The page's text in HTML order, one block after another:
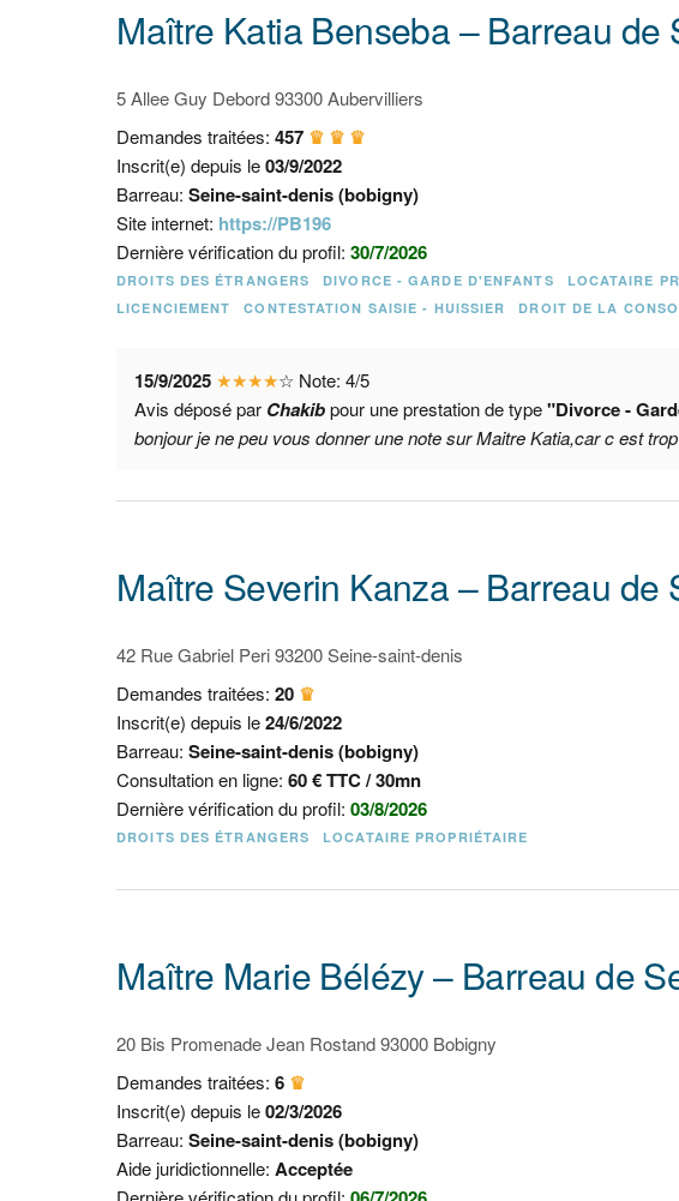
Maître Katia Benseba – Barreau
5 Allee Guy Debord 93300 Aubervilliers
Demandes traitées:457 ♛ ♛ ♛
Inscrit(e) depuis le03/9/2022
Barreau:Seine-saint-denis (bobigny)
Site internet: https://PB196
Dernière vérification du profil:30/7/2026
DROITS DES ÉTRANGERS DIVORCE - GARDE D'ENFANTS LOCATAIRE
LICENCIEMENT
CONTESTATION SAISIE - HUISSIER DROIT DE LA
15/9/2025 ★★★★☆ Note:4/5
Avis déposé par Chakibpour une prestation de type"Divorce -
bonjour je ne peu vous donner une note sur Maitre Katia,car c est
Maître Severin Kanza – Barreau
42 Rue Gabriel Peri 93200 Seine-saint-denis
Demandes traitées:20 ♛
Inscrit(e) depuis le24/6/2022
Barreau:Seine-saint-denis (bobigny)
Consultation en ligne:60 € TTC / 30mn
Dernière vérification du profil:03/8/2026
DROITS DES ÉTRANGERS LOCATAIRE PROPRIÉTAIRE
Maître Marie Bélézy – Barreau de
20 Bis Promenade Jean Rostand 93000 Bobigny
Demandes traitées:6 ♛
Inscrit(e) depuis le02/3/2026
Barreau:Seine-saint-denis (bobigny)
Aide juridictionnelle:Acceptée